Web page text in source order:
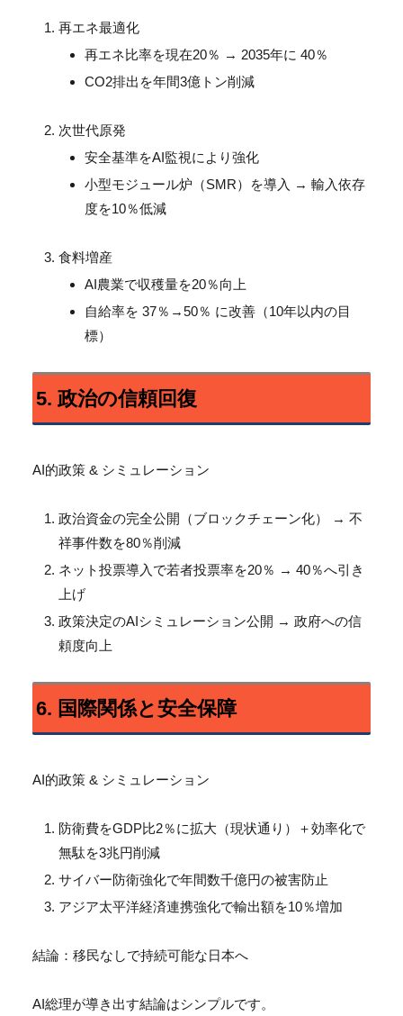
再エネ最適化
再エネ比率を現在20％ → 2035年に 40％
CO2排出を年間3億トン削減
次世代原発
安全基準をAI監視により強化
小型モジュール炉（SMR）を導入 → 輸入依存
度を10％低減
食料増産
AI農業で収穫量を20％向上
自給率を 37％→50％ に改善（10年以内の目
標）
5. 政治の信頼回復
AI的政策 & シミュレーション
政治資金の完全公開（ブロックチェーン化） → 不
祥事件数を80％削減
ネット投票導入で若者投票率を20％ → 40％へ引き
上げ
政策決定のAIシミュレーション公開 → 政府への信
頼度向上
6. 国際関係と安全保障
AI的政策 & シミュレーション
防衛費をGDP比2％に拡大（現状通り）＋効率化で
無駄を3兆円削減
サイバー防衛強化で年間数千億円の被害防止
アジア太平洋経済連携強化で輸出額を10％増加
結論：移民なしで持続可能な日本へ
AI総理が導き出す結論はシンプルです。